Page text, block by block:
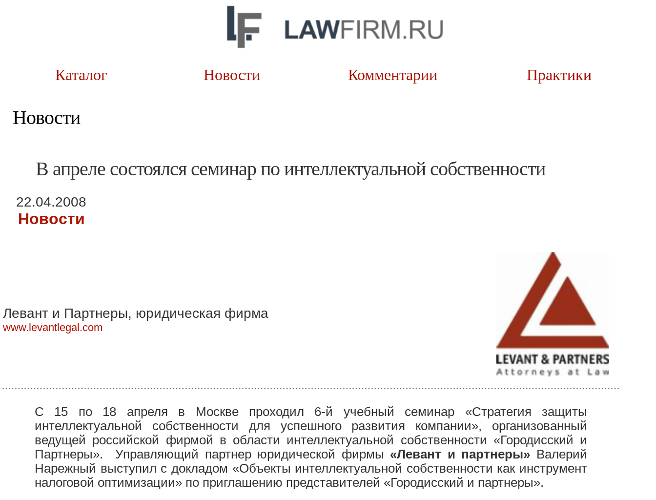
Каталог Новости Комментарии Практики
Новости
В апреле состоялся семинар по интеллектуальной собственности
22.04.2008
Новости
Левант и Партнеры, юридическая фирма
www.levantlegal.com
С 15 по 18 апреля в Москве проходил 6-й учебный семинар «Стратегия защиты
интеллектуальной собственности для успешного развития компании», организованный
ведущей российской фирмой в области интеллектуальной собственности «Городисский и
Партнеры». Управляющий партнер юридической фирмы «Левант и партнеры» Валерий
Нарежный выступил с докладом «Объекты интеллектуальной собственности как инструмент
налоговой оптимизации» по приглашению представителей «Городисский и партнеры».